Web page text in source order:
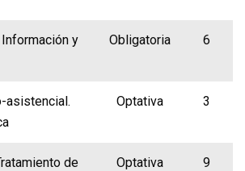
y
Obligatoria 6
asistencial.
Optativa 3
de
Optativa 9